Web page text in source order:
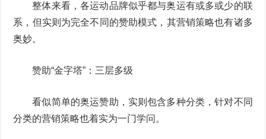
整体来看，各运动品牌似乎都与奥运有或多或少的联
系，但实则为完全不同的赞助模式，其营销策略也有诸多
奥妙。
赞助“金字塔”：三层多级
看似简单的奥运赞助，实则包含多种分类，针对不同
分类的营销策略也着实为一门学问。